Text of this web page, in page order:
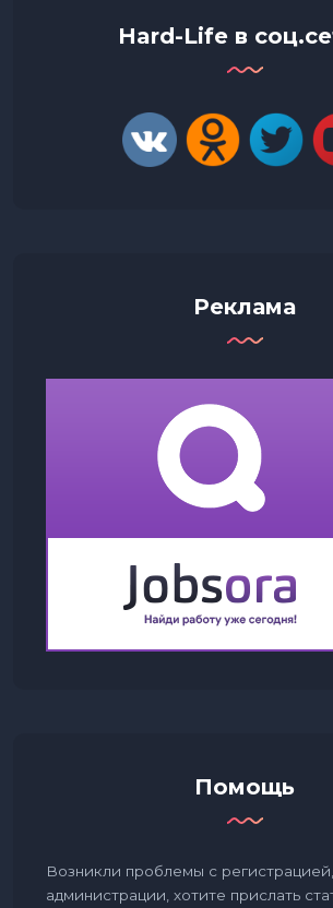
Hard-Life в
Реклама
Помощь
Возникли проблемы с
администрации, хотите прислать